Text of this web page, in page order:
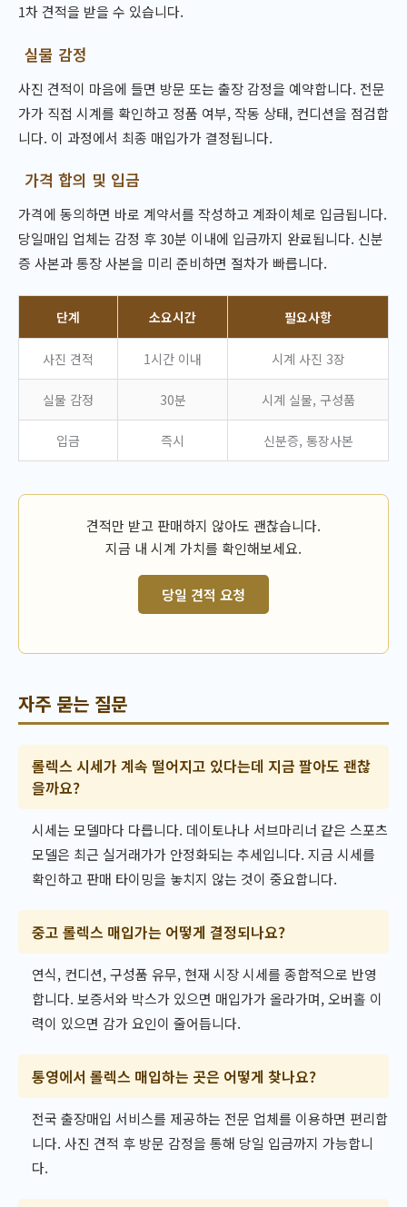
1차 견적을 받을 수 있습니다.
실물 감정
사진 견적이 마음에 들면 방문 또는 출장 감정을 예약합니다. 전문
가가 직접 시계를 확인하고 정품 여부, 작동 상태, 컨디션을 점검합
니다. 이 과정에서 최종 매입가가 결정됩니다.
가격 합의 및 입금
가격에 동의하면 바로 계약서를 작성하고 계좌이체로 입금됩니다.
당일매입 업체는 감정 후 30분 이내에 입금까지 완료됩니다. 신분
증 사본과 통장 사본을 미리 준비하면 절차가 빠릅니다.
단계 소요시간 필요사항
사진 견적 1시간 이내 시계 사진 3장
실물 감정 30분 시계 실물, 구성품
입금 즉시 신분증, 통장사본
견적만 받고 판매하지 않아도 괜찮습니다.
지금 내 시계 가치를 확인해보세요.
당일 견적 요청
자주 묻는 질문
롤렉스 시세가 계속 떨어지고 있다는데 지금 팔아도 괜찮
을까요?
시세는 모델마다 다릅니다. 데이토나나 서브마리너 같은 스포츠
모델은 최근 실거래가가 안정화되는 추세입니다. 지금 시세를
확인하고 판매 타이밍을 놓치지 않는 것이 중요합니다.
중고 롤렉스 매입가는 어떻게 결정되나요?
연식, 컨디션, 구성품 유무, 현재 시장 시세를 종합적으로 반영
합니다. 보증서와 박스가 있으면 매입가가 올라가며, 오버홀 이
력이 있으면 감가 요인이 줄어듭니다.
통영에서 롤렉스 매입하는 곳은 어떻게 찾나요?
전국 출장매입 서비스를 제공하는 전문 업체를 이용하면 편리합
니다. 사진 견적 후 방문 감정을 통해 당일 입금까지 가능합니
다.